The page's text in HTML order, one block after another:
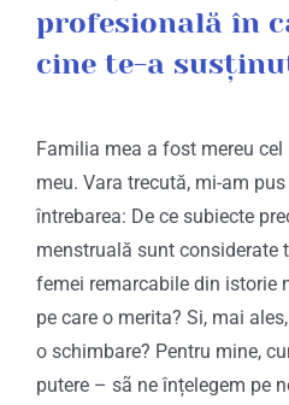
profesională în
cine te-a
Familia mea a fost mereu
meu. Vara trecută, mi-am
întrebarea: De ce subiecte
menstruală sunt considerate
femei remarcabile din istorie
pe care o merita? Si, mai
o schimbare? Pentru mine,
putere – sã ne înțelegem pe